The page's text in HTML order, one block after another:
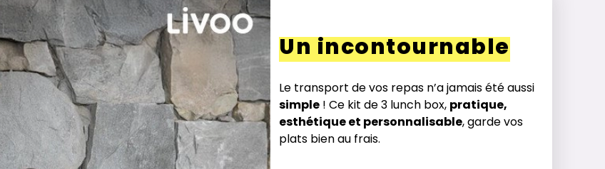
Un incontournable
Le transport de vos repas n’a jamais été aussi
simple ! Ce kit de 3 lunch box, pratique,
esthétique et personnalisable, garde vos
plats bien au frais.